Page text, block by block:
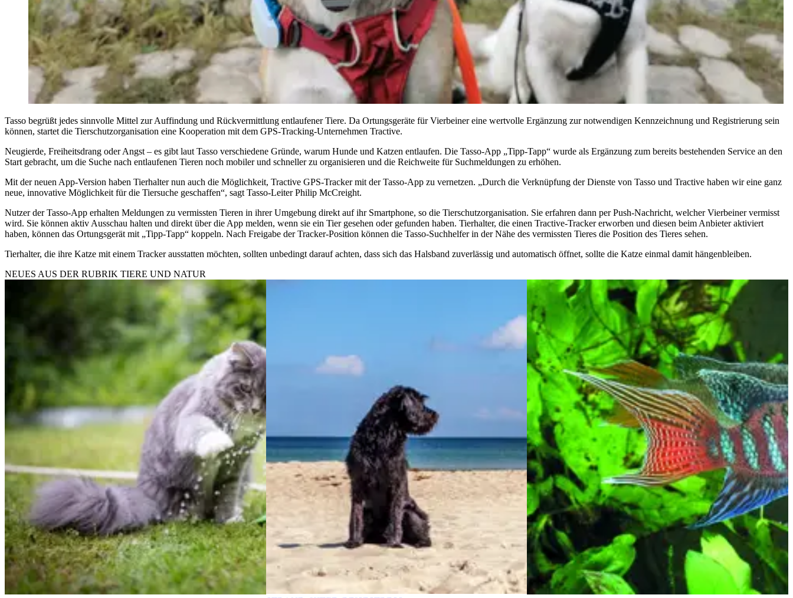
Tasso begrüßt jedes sinnvolle Mittel zur Auffindung und Rückvermittlung entlaufener Tiere. Da Ortungsgeräte für Vierbeiner eine wertvolle Ergänzung zur notwendigen Kennzeichnung und Registrierung sein
können, startet die Tierschutzorganisation eine Kooperation mit dem GPS-Tracking-Unternehmen Tractive.
Neugierde, Freiheitsdrang oder Angst – es gibt laut Tasso verschiedene Gründe, warum Hunde und Katzen entlaufen. Die Tasso-App „Tipp-Tapp“ wurde als Ergänzung zum bereits bestehenden Service an den
Start gebracht, um die Suche nach entlaufenen Tieren noch mobiler und schneller zu organisieren und die Reichweite für Suchmeldungen zu erhöhen.
Mit der neuen App-Version haben Tierhalter nun auch die Möglichkeit, Tractive GPS-Tracker mit der Tasso-App zu vernetzen. „Durch die Verknüpfung der Dienste von Tasso und Tractive haben wir eine ganz
neue, innovative Möglichkeit für die Tiersuche geschaffen“, sagt Tasso-Leiter Philip McCreight.
Nutzer der Tasso-App erhalten Meldungen zu vermissten Tieren in ihrer Umgebung direkt auf ihr Smartphone, so die Tierschutzorganisation. Sie erfahren dann per Push-Nachricht, welcher Vierbeiner vermisst
wird. Sie können aktiv Ausschau halten und direkt über die App melden, wenn sie ein Tier gesehen oder gefunden haben. Tierhalter, die einen Tractive-Tracker erworben und diesen beim Anbieter aktiviert
haben, können das Ortungsgerät mit „Tipp-Tapp“ koppeln. Nach Freigabe der Tracker-Position können die Tasso-Suchhelfer in der Nähe des vermissten Tieres die Position des Tieres sehen.
Tierhalter, die ihre Katze mit einem Tracker ausstatten möchten, sollten unbedingt darauf achten, dass sich das Halsband zuverlässig und automatisch öffnet, sollte die Katze einmal damit hängenbleiben.
NEUES AUS DER RUBRIK TIERE UND NATUR